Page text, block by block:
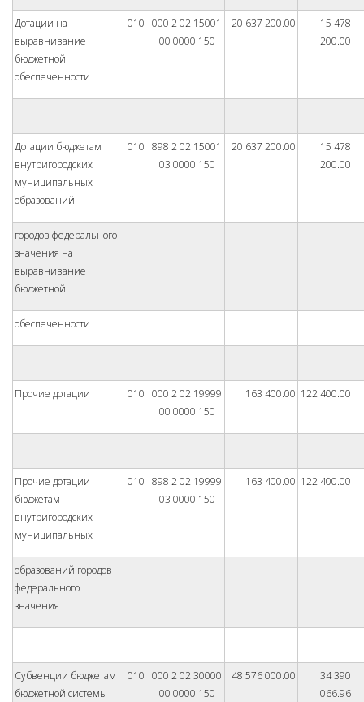
Дотации на
выравнивание
бюджетной
обеспеченности
010 000 2 02 15001
00 0000 150
20 637 200.00
15 478
200.00
Дотации бюджетам
внутригородских
муниципальных
образований
010 898 2 02 15001
03 0000 150
20 637 200.00
15 478
200.00
городов федерального
значения на
выравнивание
бюджетной
обеспеченности
Прочие дотации 010 000 2 02 19999
00 0000 150
163 400.00 122 400.00
Прочие дотации
бюджетам
внутригородских
муниципальных
010 898 2 02 19999
03 0000 150
163 400.00 122 400.00
образований городов
федерального
значения
Субвенции бюджетам
бюджетной системы
010 000 2 02 30000
00 0000 150
48 576 000.00
34 390
066.96